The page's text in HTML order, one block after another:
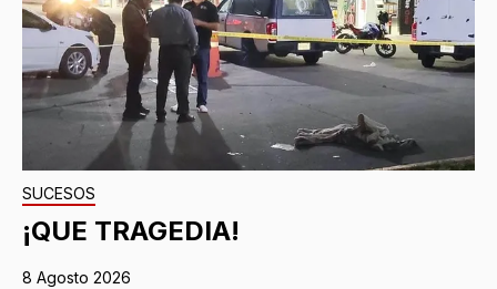
SUCESOS
¡QUE TRAGEDIA!
8 Agosto 2026